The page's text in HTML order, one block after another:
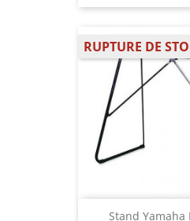
Stand Yamaha
RUPTURE DE